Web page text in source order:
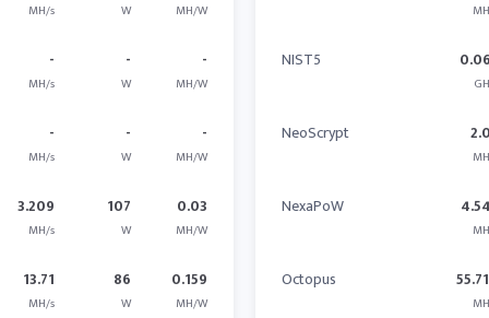
MH/s W MH/W
-
MH/s
-
W
-
MH/W
-
MH/s
-
W
-
MH/W
3.209
MH/s
107
W
0.03
MH/W
13.71
MH/s
86
W
0.159
MH/W
NIST5
NeoScrypt
NexaPoW
Octopus